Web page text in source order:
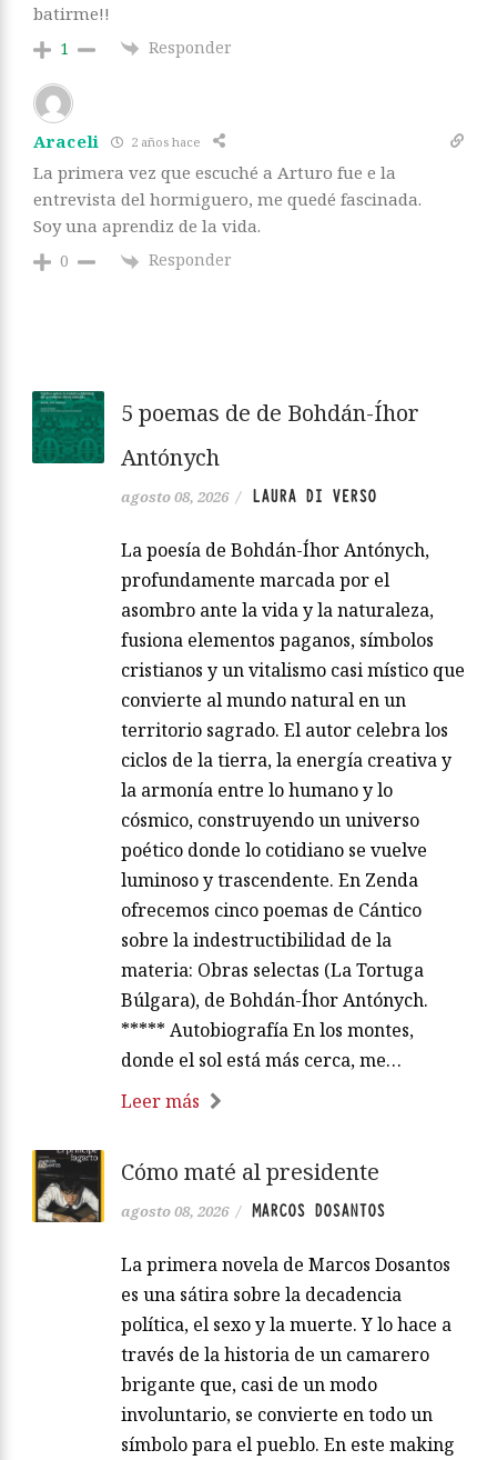
batirme!!
1 Responder
Araceli 2 años hace
La primera vez que escuché a Arturo fue e la
entrevista del hormiguero, me quedé fascinada.
Soy una aprendiz de la vida.
0 Responder
5 poemas de de Bohdán-Íhor
Antónych
agosto 08, 2026 / LAURA DI VERSO
La poesía de Bohdán-Íhor Antónych,
profundamente marcada por el
asombro ante la vida y la naturaleza,
fusiona elementos paganos, símbolos
cristianos y un vitalismo casi místico que
convierte al mundo natural en un
territorio sagrado. El autor celebra los
ciclos de la tierra, la energía creativa y
la armonía entre lo humano y lo
cósmico, construyendo un universo
poético donde lo cotidiano se vuelve
luminoso y trascendente. En Zenda
ofrecemos cinco poemas de Cántico
sobre la indestructibilidad de la
materia: Obras selectas (La Tortuga
Búlgara), de Bohdán-Íhor Antónych.
***** Autobiografía En los montes,
donde el sol está más cerca, me…
Leer más
Cómo maté al presidente
agosto 08, 2026 / MARCOS DOSANTOS
La primera novela de Marcos Dosantos
es una sátira sobre la decadencia
política, el sexo y la muerte. Y lo hace a
través de la historia de un camarero
brigante que, casi de un modo
involuntario, se convierte en todo un
símbolo para el pueblo. En este making